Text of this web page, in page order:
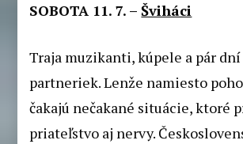
SOBOTA 11. 7. –Šviháci
Traja muzikanti, kúpele a pár dní
partneriek. Lenže namiesto
čakajú nečakané situácie, ktoré
priateľstvo aj nervy.